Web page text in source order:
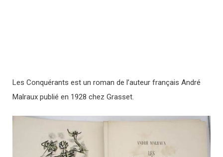
Les Conquérants est un roman de l’auteur français André
Malraux publié en 1928 chez Grasset.